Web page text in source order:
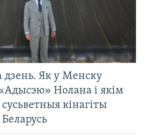
дзень. Як у Менску
Нолана і якім
кінагіты